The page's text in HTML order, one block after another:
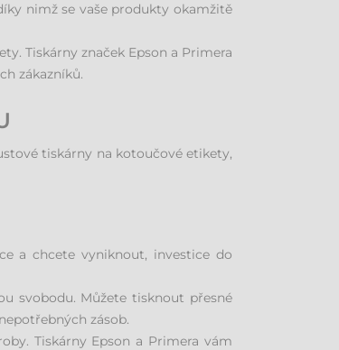
nimž se vaše produkty okamžitě
Tiskárny značek Epson a Primera
zákazníků.
tiskárny na kotoučové etikety,
a chcete vyniknout, investice do
svobodu. Můžete tisknout přesné
zásob.
Tiskárny Epson a Primera vám